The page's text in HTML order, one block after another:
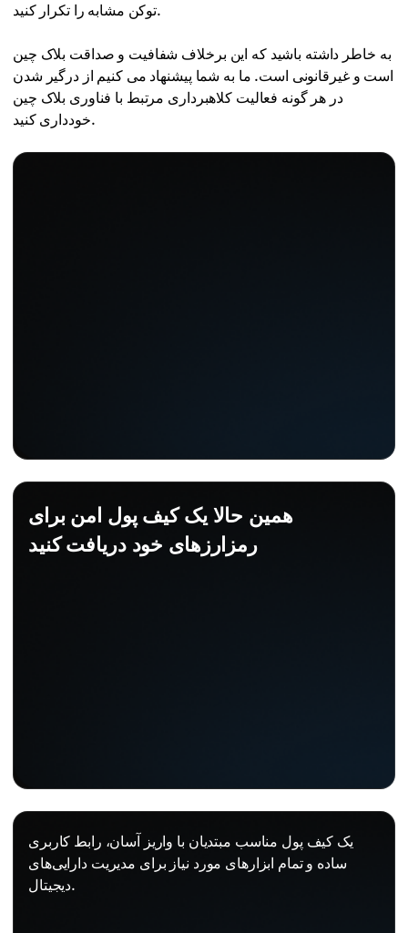
توکن مشابه را تکرار کنید.
به خاطر داشته باشید که این برخلاف شفافیت و صداقت بلاک چین
است و غیرقانونی است. ما به شما پیشنهاد می کنیم از درگیر شدن
در هر گونه فعالیت کلاهبرداری مرتبط با فناوری بلاک چین
خودداری کنید.
همین حالا یک کیف پول امن برای
رمزارزهای خود دریافت کنید
یک کیف پول مناسب مبتدیان با واریز آسان، رابط کاربری
ساده و تمام ابزارهای مورد نیاز برای مدیریت دارایی‌های
دیجیتال.